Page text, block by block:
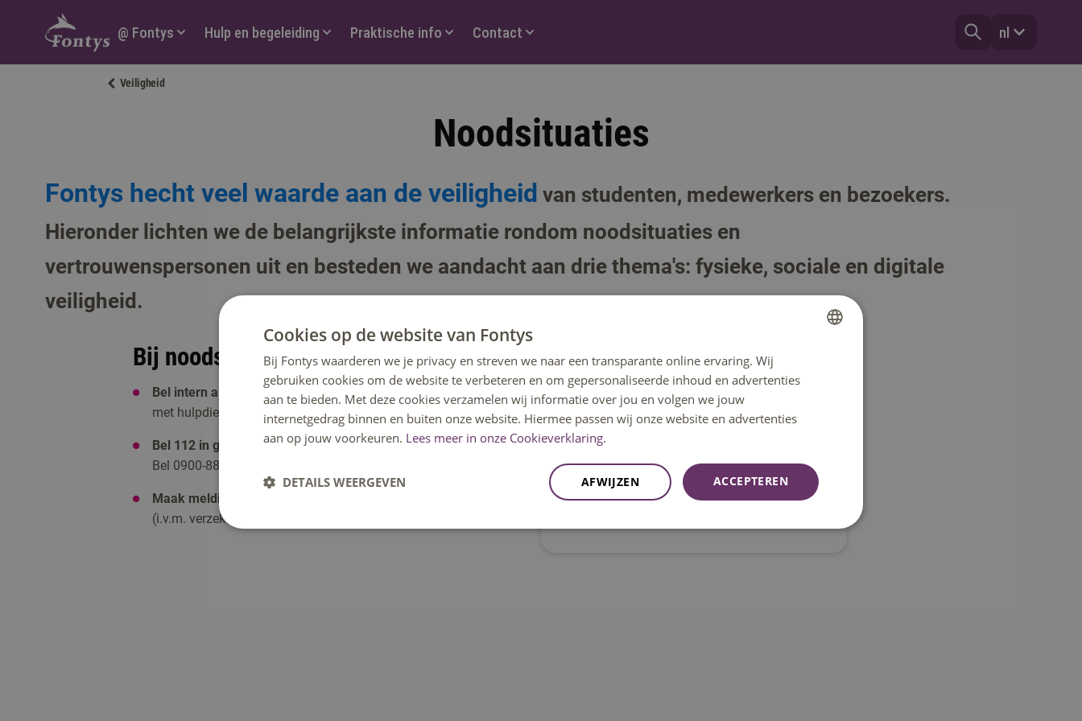
Hoofdmenu
@ Fontys Hulp en begeleiding Praktische info Contact nl
Veiligheid
Noodsituaties
Fontys hecht veel waarde aan de veiligheid van studenten, medewerkers en bezoekers.
Hieronder lichten we de belangrijkste informatie rondom noodsituaties en
vertrouwenspersonen uit en besteden we aandacht aan drie thema's: fysieke, sociale en digitale
veiligheid.
Bij noodsituaties op een Fontyslocatie
Bel intern alarmnummer 08850-77119.
De meldkamer schakelt snel
met hulpdiensten en verleent toegang aan de poort;
Bel 112 in geval van spoed.Geen spoed maar wel politie spreken?
Bel 0900-88-44;
Maak melding van een ongeval
(i.v.m. verzekering).
Wegens nog niet accepteren van de
cookies is de YouTube video niet
ENGLISH
Cookies op de website van Fontys
Bij Fontys waarderen we je privacy en streven we naar een transparante online ervaring. Wij
gebruiken cookies om de website te verbeteren en om gepersonaliseerde inhoud en advertenties
aan te bieden. Met deze cookies verzamelen wij informatie over jou en volgen we jouw
internetgedrag binnen en buiten onze website. Hiermee passen wij onze website en advertenties
aan op jouw voorkeuren. Lees meer in onze Cookieverklaring.
ACCEPTEREN
AFWIJZEN
DETAILS WEERGEVEN